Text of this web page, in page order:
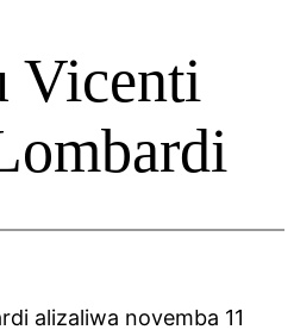
Vicenti
alizaliwa novemba 11